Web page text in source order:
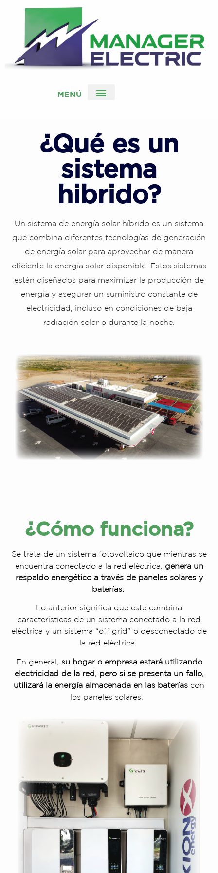
MENÚ
¿Qué es un
sistema
hibrido?
Un sistema de energía solar híbrido es un sistema
que combina diferentes tecnologías de generación
de energía solar para aprovechar de manera
eficiente la energía solar disponible. Estos sistemas
están diseñados para maximizar la producción de
energía y asegurar un suministro constante de
electricidad, incluso en condiciones de baja
radiación solar o durante la noche.
¿Cómo funciona?
Se trata de un sistema fotovoltaico que mientras se
encuentra conectado a la red eléctrica, genera un
respaldo energético a través de paneles solares y
baterías.
Lo anterior significa que este combina
características de un sistema conectado a la red
eléctrica y un sistema “off grid” o desconectado de
la red eléctrica.
En general, su hogar o empresa estará utilizando
electricidad de la red, pero si se presenta un fallo,
utilizará la energía almacenada en las baterías con
los paneles solares.